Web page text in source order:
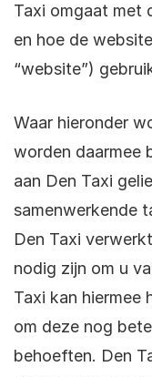
Taxi omgaat met
en hoe de
“website”)
Waar hieronder
worden daarmee
aan Den Taxi
samenwerkende
Den Taxi
nodig zijn om u
Taxi kan hiermee
om deze nog
behoeften. Den